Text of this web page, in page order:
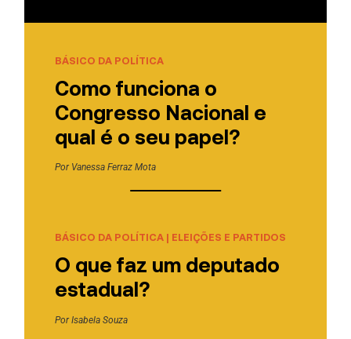
BÁSICO DA POLÍTICA
Como funciona o
Congresso Nacional e
qual é o seu papel?
Por Vanessa Ferraz Mota
BÁSICO DA POLÍTICA| ELEIÇÕES E PARTIDOS
O que faz um deputado
estadual?
PorIsabela Souza